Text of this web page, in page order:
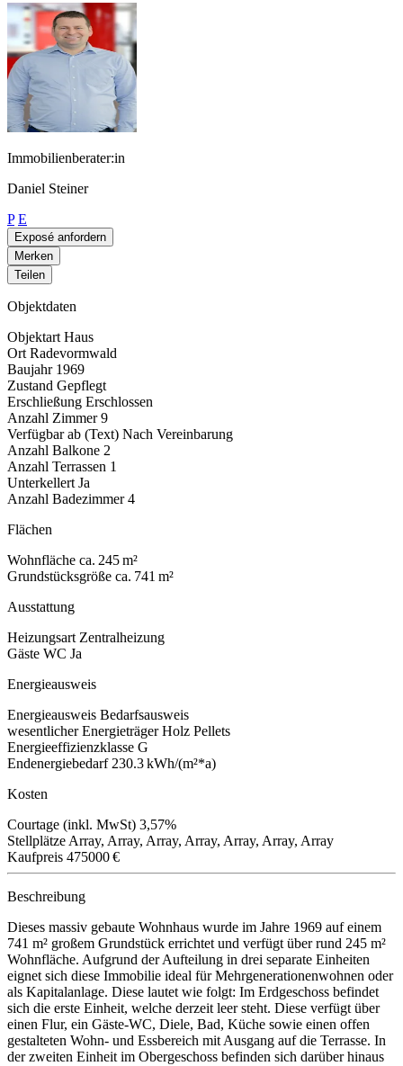
Immobilienberater:in
Daniel Steiner
P E
Exposé anfordern
Merken
Teilen
Objektdaten
Objektart Haus
Ort Radevormwald
Baujahr 1969
Zustand Gepflegt
Erschließung Erschlossen
Anzahl Zimmer 9
Verfügbar ab (Text) Nach Vereinbarung
Anzahl Balkone 2
Anzahl Terrassen 1
Unterkellert Ja
Anzahl Badezimmer 4
Flächen
Wohnfläche ca. 245 m²
Grundstücksgröße ca. 741 m²
Ausstattung
Heizungsart Zentralheizung
Gäste WC Ja
Energieausweis
Energieausweis Bedarfsausweis
wesentlicher Energieträger Holz Pellets
Energieeffizienzklasse G
Endenergiebedarf 230.3 kWh/(m²*a)
Kosten
Courtage (inkl. MwSt) 3,57%
Stellplätze Array, Array, Array, Array, Array, Array, Array
Kaufpreis 475000 €
Beschreibung
Dieses massiv gebaute Wohnhaus wurde im Jahre 1969 auf einem
741 m² großem Grundstück errichtet und verfügt über rund 245 m²
Wohnfläche. Aufgrund der Aufteilung in drei separate Einheiten
eignet sich diese Immobilie ideal für Mehrgenerationenwohnen oder
als Kapitalanlage. Diese lautet wie folgt: Im Erdgeschoss befindet
sich die erste Einheit, welche derzeit leer steht. Diese verfügt über
einen Flur, ein Gäste-WC, Diele, Bad, Küche sowie einen offen
gestalteten Wohn- und Essbereich mit Ausgang auf die Terrasse. In
der zweiten Einheit im Obergeschoss befinden sich darüber hinaus